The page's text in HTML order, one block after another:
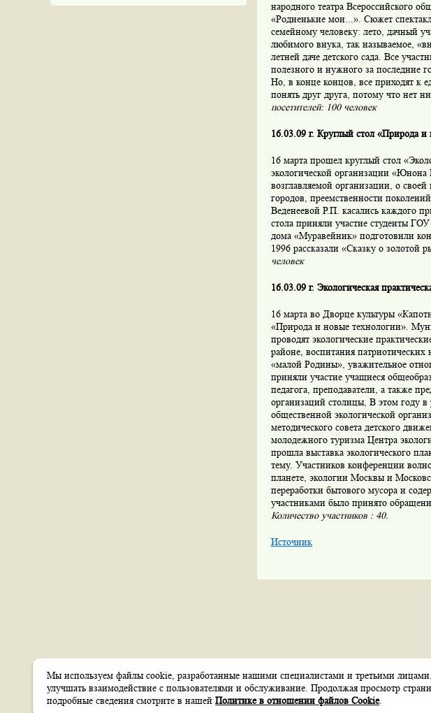
народного театра Всероссийского
«Родненькие мои...». Сюжет
семейному человеку: лето, дачный
любимого внука, так называемое,
летней даче детского сада. Все
полезного и нужного за последние
Но, в конце концов, все приходят к
понять друг друга, потому что нет
посетителей: 100 человек
16.03.09 г. Круглый стол «Природа и
16 марта прошел круглый стол
экологической организации «Юнона
возглавляемой организации, о
городов, преемственности
Веденеевой Р.П. касались каждого
стола приняли участие студенты
дома «Муравейник» подготовили
1996 рассказали «Сказку о золотой
человек
16.03.09 г. Экологическая
16 марта во Дворце культуры
«Природа и новые технологии».
проводят экологические
районе, воспитания
«малой Родины», уважительное
приняли участие учащиеся
педагога, преподаватели, а также
организаций столицы, В этом году
общественной экологической
методического совета детского
молодежного туризма Центра
прошла выставка экологического
тему. Участников конференции
планете, экологии Москвы и
переработки бытового мусора и
участниками было принято
Количество участников : 40.
Источник
Создание сайтов
Веб-студияitsoft
Карта сайта
Мы используем файлы cookie, разработанные нашими специалистами и третьими
улучшать взаимодействие с пользователями и обслуживание. Продолжая просмотр
подробные сведения смотрите в нашейПолитике в отношении файлов Cookie.